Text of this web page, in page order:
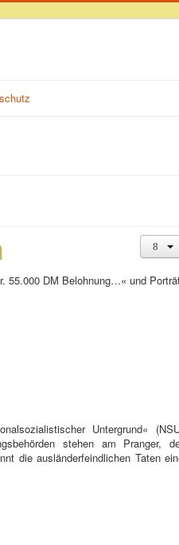
Untergrund«
stehen am Pranger,
die ausländerfeindlichen Taten